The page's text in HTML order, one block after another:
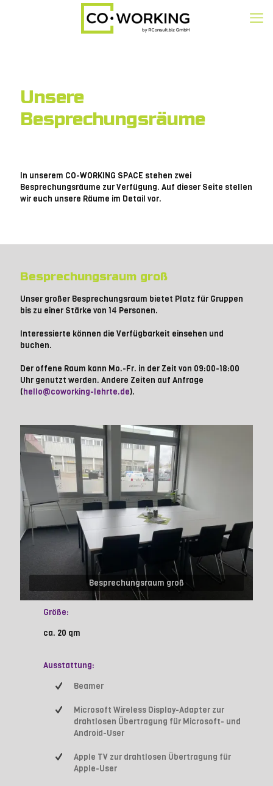
Unsere
Besprechungsräume
In unserem CO-WORKING SPACE stehen zwei
Besprechungsräume zur Verfügung. Auf dieser Seite stellen
wir euch unsere Räume im Detail vor.
Besprechungsraum groß
Unser großer Besprechungsraum bietet Platz für Gruppen
bis zu einer Stärke von 14 Personen.
Interessierte können die Verfügbarkeit einsehen und
buchen.
Der offene Raum kann Mo.-Fr. in der Zeit von 09:00-18:00
Uhr genutzt werden. Andere Zeiten auf Anfrage
(hello@coworking-lehrte.de).
Besprechungsraum groß
Größe:
ca. 20 qm
Ausstattung:
Beamer
Microsoft Wireless Display-Adapter zur
drahtlosen Übertragung für Microsoft- und
Android-User
Apple TV zur drahtlosen Übertragung für
Apple-User